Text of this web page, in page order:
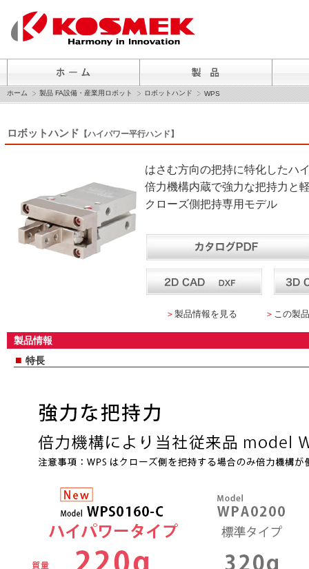
ホーム 製品 FA設備・産業用ロボット ロボットハンド WPS
ロボットハンド 【ハイパワー平行ハンド】
はさむ方向の把持に特化したハ
倍力機構内蔵で強力な把持力と
クローズ側把持専用モデル
＞ 製品情報を見る ＞ この製
製品情報
■ 特長